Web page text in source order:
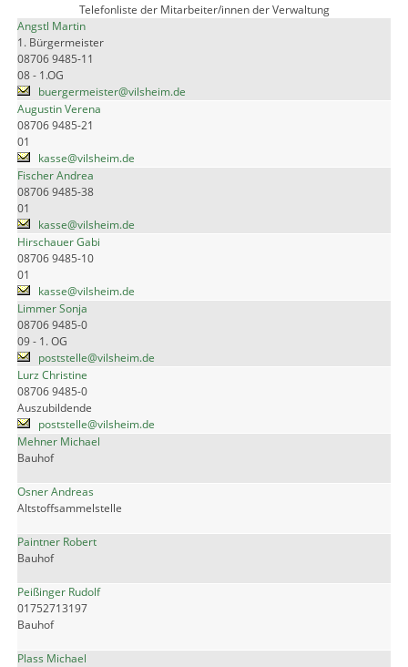
Telefonliste der Mitarbeiter/innen der Verwaltung
Angstl Martin
1. Bürgermeister
08706 9485-11
08 - 1.OG
buergermeister@vilsheim.de
Augustin Verena
08706 9485-21
01
kasse@vilsheim.de
Fischer Andrea
08706 9485-38
01
kasse@vilsheim.de
Hirschauer Gabi
08706 9485-10
01
kasse@vilsheim.de
Limmer Sonja
08706 9485-0
09 - 1. OG
poststelle@vilsheim.de
Lurz Christine
08706 9485-0
Auszubildende
poststelle@vilsheim.de
Mehner Michael
Bauhof
Osner Andreas
Altstoffsammelstelle
Paintner Robert
Bauhof
Peißinger Rudolf
01752713197
Bauhof
Plass Michael